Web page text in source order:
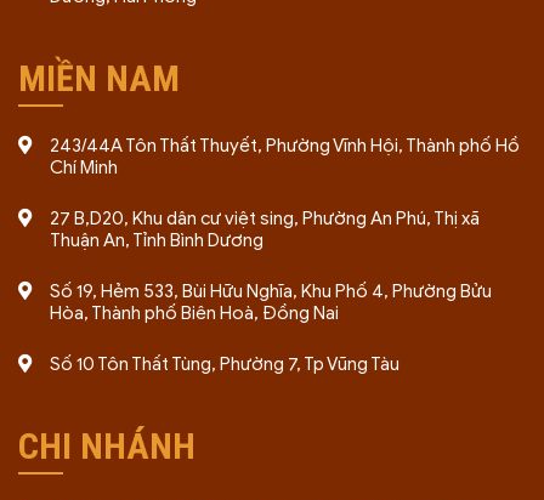
MIỀN NAM
243/44A Tôn Thất Thuyết, Phường Vĩnh Hội, Thành phố Hồ
Chí Minh
27 B,D20, Khu dân cư việt sing, Phường An Phú, Thị xã
Thuận An, Tỉnh Bình Dương
Số 19, Hẻm 533, Bùi Hữu Nghĩa, Khu Phố 4, Phường Bửu
Hòa, Thành phố Biên Hoà, Đồng Nai
Số 10 Tôn Thất Tùng, Phường 7, Tp Vũng Tàu
CHI NHÁNH